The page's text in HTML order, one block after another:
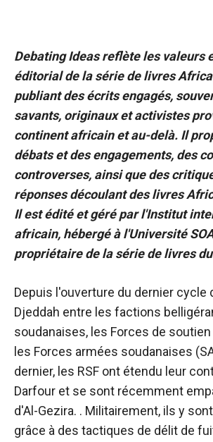
Debating Ideas reflète les valeurs
éditorial de la série de livres
publiant des écrits engagés,
savants, originaux et activistes
continent africain et au-delà. Il
débats et des engagements, des
controverses, ainsi que des
réponses découlant des livres
Il est édité et géré par l'Institut
africain, hébergé à l'Université
propriétaire de la série de livres
Depuis l'ouverture du dernier cycle
Djeddah entre les factions
soudanaises, les Forces de soutien
les Forces armées soudanaises
dernier, les RSF ont étendu leur
Darfour et se sont récemment
d'Al-Gezira. . Militairement, ils y
grâce à des tactiques de délit de